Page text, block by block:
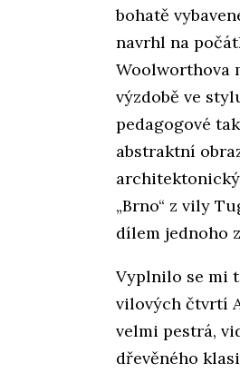
bohatě
navrhl na
Woolworthova
výzdobě ve
pedagogové
abstraktní
„Brno“ z vily
dílem jednoho
Vyplnilo se mi
vilových čtvrtí
velmi pestrá,
dřevěného